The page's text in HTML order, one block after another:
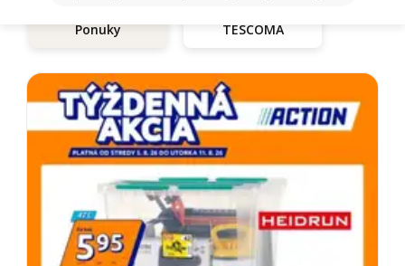
Ponuky TESCOMA